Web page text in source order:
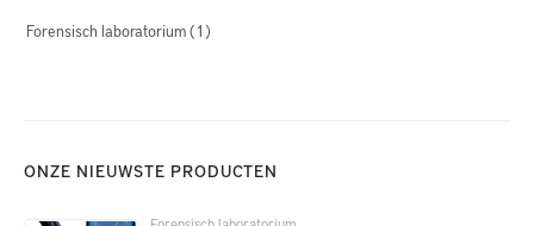
Forensisch laboratorium(1)
ONZE NIEUWSTE PRODUCTEN